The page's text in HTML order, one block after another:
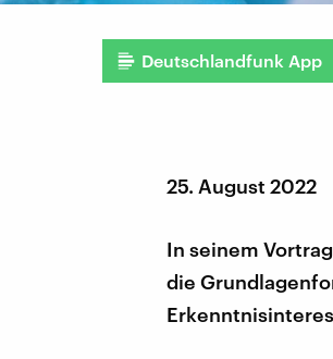
Deutschlandfunk App
25. August 2022
In seinem
die